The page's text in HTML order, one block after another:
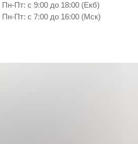
Пн-Пт: c 9:00 до 18:00 (Екб)
Пн-Пт: c 7:00 до 16:00 (Мск)